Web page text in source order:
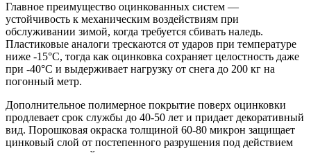
Главное преимущество оцинкованных систем —
устойчивость к механическим воздействиям при
обслуживании зимой, когда требуется сбивать наледь.
Пластиковые аналоги трескаются от ударов при температуре
ниже -15°C, тогда как оцинковка сохраняет целостность даже
при -40°C и выдерживает нагрузку от снега до 200 кг на
погонный метр.
Дополнительное полимерное покрытие поверх оцинковки
продлевает срок службы до 40-50 лет и придает декоративный
вид. Порошковая окраска толщиной 60-80 микрон защищает
цинковый слой от постепенного разрушения под действием